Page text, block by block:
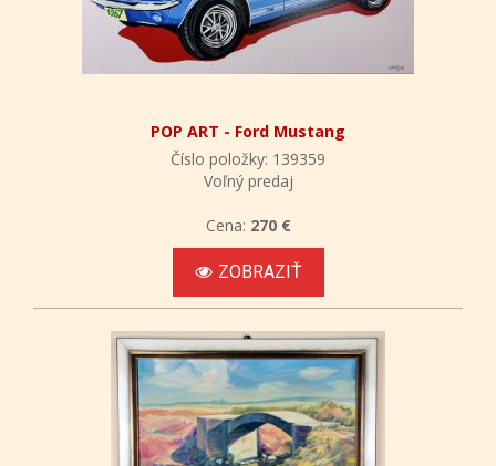
POP ART - Ford Mustang
Číslo položky: 139359
Voľný predaj
Cena: 270 €
ZOBRAZIŤ